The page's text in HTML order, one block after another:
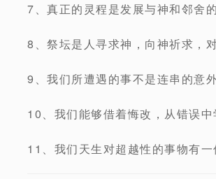
7、真正的灵程是发展与神和邻舍
8、祭坛是人寻求神，向神祈求，
9、我们所遭遇的事不是连串的意
10、我们能够借着悔改，从错误
11、我们天生对超越性的事物有